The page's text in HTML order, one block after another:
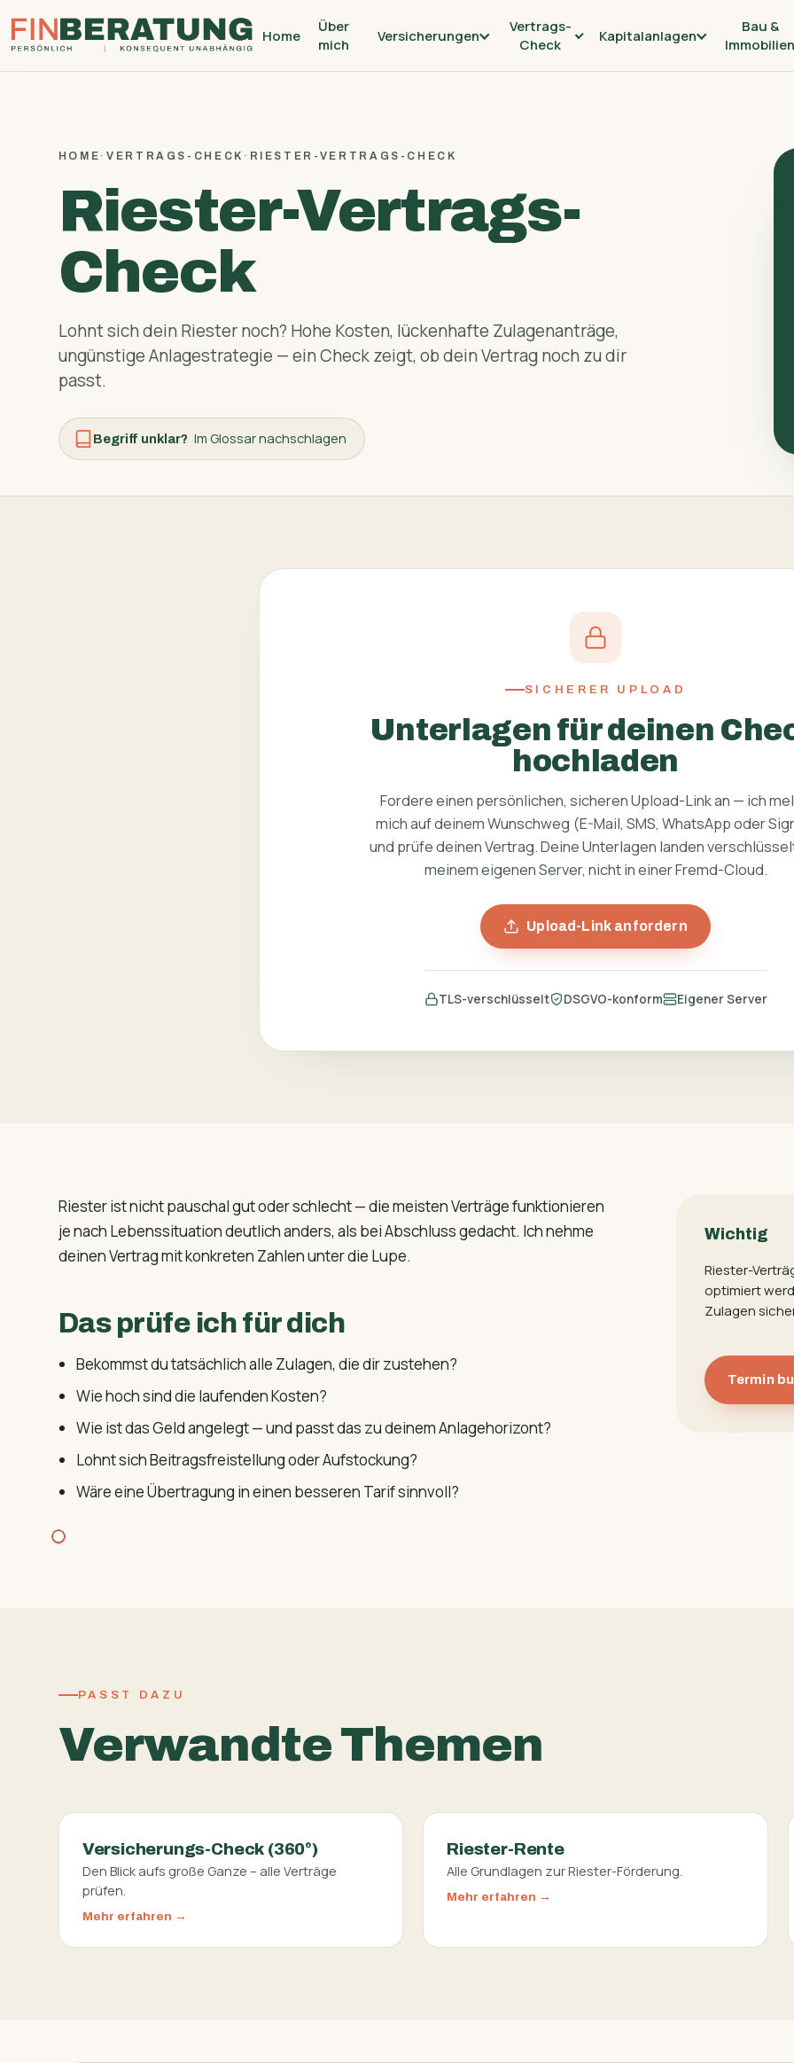
Home
Über
mich
Versicherungen
Vertrags-
Check
Kapitalanlagen
Bau &
HOME · VERTRAGS-CHECK · RIESTER-VERTRAGS-CHECK
Riester-Vertrags-
Check
Lohnt sich dein Riester noch? Hohe Kosten, lückenhafte Zulagen­anträge,
ungünstige Anlage­strategie — ein Check zeigt, ob dein Vertrag noch zu dir
passt.
Begriff unklar? Im Glossar nachschlagen
SICHERER UPLOAD
Unterlagen für deinen
hochladen
Fordere einen persönlichen, sicheren Upload-Link an — ich
mich auf deinem Wunschweg (E-Mail, SMS, WhatsApp oder
und prüfe deinen Vertrag. Deine Unterlagen landen
meinem eigenen Server, nicht in einer Fremd-Cloud.
Upload-Link anfordern
TLS-verschlüsselt DSGVO-konform Eigener Server
Riester ist nicht pauschal gut oder schlecht — die meisten Verträge funktionieren
je nach Lebenssituation deutlich anders, als bei Abschluss gedacht. Ich nehme
deinen Vertrag mit konkreten Zahlen unter die Lupe.
Das prüfe ich für dich
Bekommst du tatsächlich alle Zulagen, die dir zustehen?
Wie hoch sind die laufenden Kosten?
Wie ist das Geld angelegt — und passt das zu deinem Anlagehorizont?
Lohnt sich Beitrags­freistellung oder Aufstockung?
Wäre eine Übertragung in einen besseren Tarif sinnvoll?
Wichtig
Riester-
optimiert
Zulagen
Termin
PASST DAZU
Verwandte Themen
Versicherungs-Check (360°)
Den Blick aufs große Ganze – alle Verträge
prüfen.
Mehr erfahren
Riester-Rente
Alle Grundlagen zur Riester-Förderung.
Mehr erfahren